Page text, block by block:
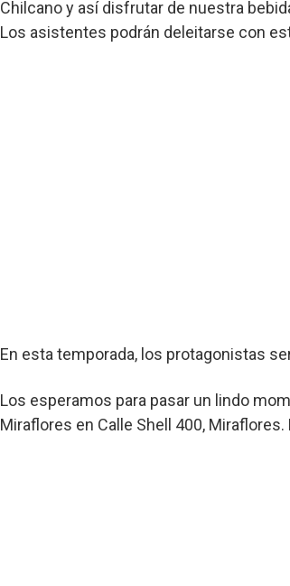
Chilcano y así disfrutar de nuestra
Los asistentes podrán deleitarse con
En esta temporada, los protagonistas
Los esperamos para pasar un lindo
Miraflores en Calle Shell 400,